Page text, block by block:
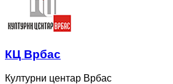
КЦ Врбас
Културни центар Врбас